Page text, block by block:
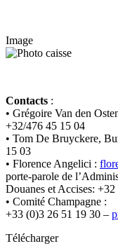
Image
Contacts :
• Grégoire Van den
+32/476 45 15 04
• Tom De Bruyckere,
15 03
• Florence Angelici :
porte-parole de
Douanes et Accises: +32
• Comité Champagne :
+33 (0)3 26 51 19 30 –
Télécharger